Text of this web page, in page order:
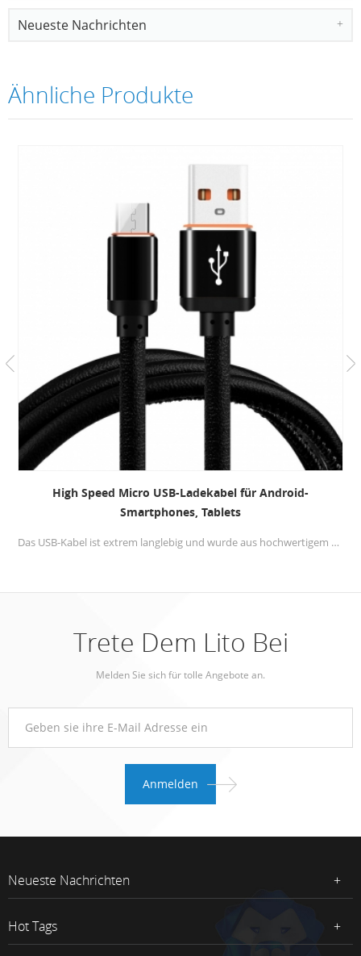
Neueste Nachrichten
Ähnliche Produkte
High Speed ​​Micro USB-Ladekabel für Android-
Smartphones, Tablets
Das USB-Kabel ist extrem langlebig und wurde aus hochwertigem PU-Leder gefertigt Micro-USB-Kabel flexibler und weicher und langlebiger als die normalen USB-Kabel.
Trete Dem Lito Bei
Melden Sie sich für tolle Angebote an.
Neueste Nachrichten
Hot Tags